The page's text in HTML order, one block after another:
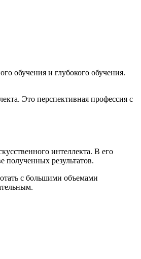
обучения и глубокого обучения.
Это перспективная профессия с
интеллекта. В его
полученных результатов.
с большими объемами